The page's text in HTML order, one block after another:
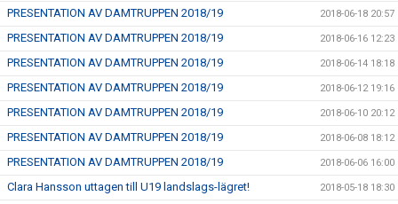
PRESENTATION AV DAMTRUPPEN 2018/19 2018-06-18 20:57
PRESENTATION AV DAMTRUPPEN 2018/19 2018-06-16 12:23
PRESENTATION AV DAMTRUPPEN 2018/19 2018-06-14 18:18
PRESENTATION AV DAMTRUPPEN 2018/19 2018-06-12 19:16
PRESENTATION AV DAMTRUPPEN 2018/19 2018-06-10 20:12
PRESENTATION AV DAMTRUPPEN 2018/19 2018-06-08 18:12
PRESENTATION AV DAMTRUPPEN 2018/19 2018-06-06 16:00
Clara Hansson uttagen till U19 landslags-lägret! 2018-05-18 18:30